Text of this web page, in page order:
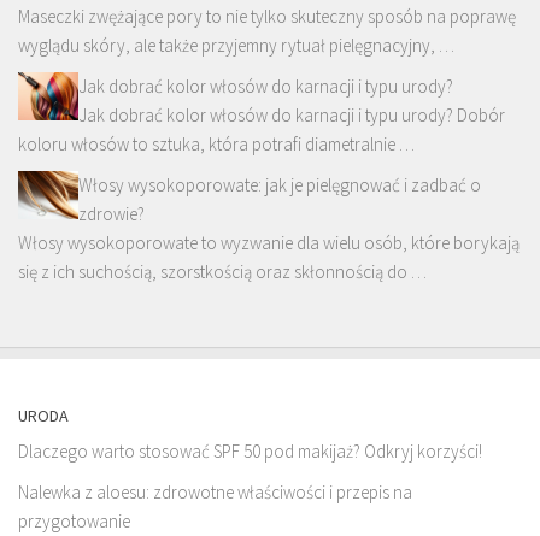
Maseczki zwężające pory to nie tylko skuteczny sposób na poprawę
wyglądu skóry, ale także przyjemny rytuał pielęgnacyjny, …
Jak dobrać kolor włosów do karnacji i typu urody?
Jak dobrać kolor włosów do karnacji i typu urody? Dobór
koloru włosów to sztuka, która potrafi diametralnie …
Włosy wysokoporowate: jak je pielęgnować i zadbać o
zdrowie?
Włosy wysokoporowate to wyzwanie dla wielu osób, które borykają
się z ich suchością, szorstkością oraz skłonnością do …
URODA
Dlaczego warto stosować SPF 50 pod makijaż? Odkryj korzyści!
Nalewka z aloesu: zdrowotne właściwości i przepis na
przygotowanie